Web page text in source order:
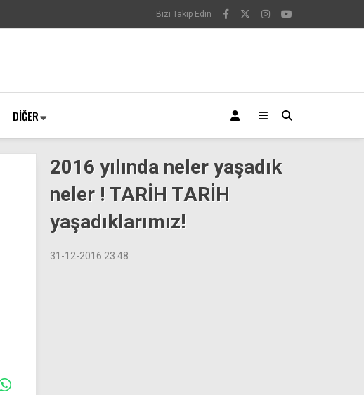
Bizi Takip Edin
DİĞER
2016 yılında neler yaşadık
neler ! TARİH TARİH
yaşadıklarımız!
31-12-2016 23:48